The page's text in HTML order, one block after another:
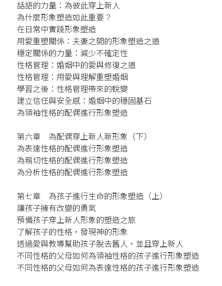
話語的力量：為彼此穿上新人
為什麼形象塑造如此重要？
在日常中實踐形象塑造
用愛重塑關係：夫妻之間的形象塑造之道
穩定關係的力量：減少不確定性
性格管理：婚姻中的愛與修復之道
性格管理：用愛與理解重塑婚姻
學習之後：性格管理帶來的蛻變
建立信任與安全感：婚姻中的穩固基石
為領袖性格的配偶進行形象塑造
第六章 為配偶穿上新人新形象（下）
為表達性格的配偶進行形象塑造
為親切性格的配偶進行形象塑造
為分析性格的配偶進行形象塑造
第七章 為孩子進行生命的形象塑造（上）
讓孩子擁有改變的勇氣
預備孩子穿上新人形象的塑造之旅
了解孩子的性格，發現神的形象
透過愛與教導幫助孩子脫去舊人，並且穿上新人
不同性格的父母如何為領袖性格的孩子進行形象塑造
不同性格的父母如何為表達性格的孩子進行形象塑造